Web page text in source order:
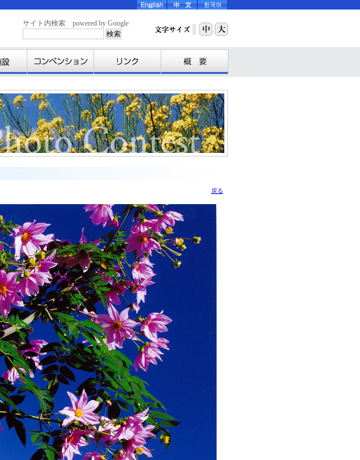
サイト内検索 powered by Google
戻る